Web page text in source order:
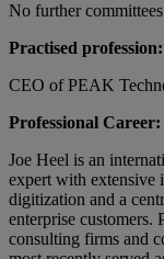
No further committees
Practised profession:
CEO of PEAK
Professional Career:
Joe Heel is an
expert with extensive
digitization and a
enterprise
consulting firms and